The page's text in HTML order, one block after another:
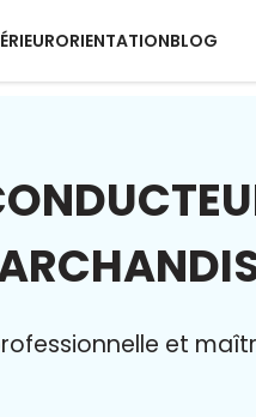
ORIENTATIONBLOG
et